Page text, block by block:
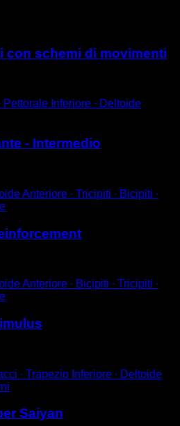
con schemi di movimenti
Pettorale Inferiore ∙ Deltoide
- Intermedio
Anteriore ∙ Tricipiti ∙ Bicipiti ∙
Anteriore ∙ Bicipiti ∙ Tricipiti ∙
∙ Trapezio Inferiore ∙ Deltoide
Saiyan